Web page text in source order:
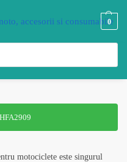
0
motociclete este singurul